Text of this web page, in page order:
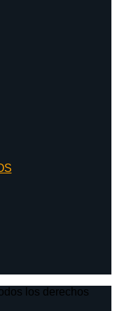
los derechos